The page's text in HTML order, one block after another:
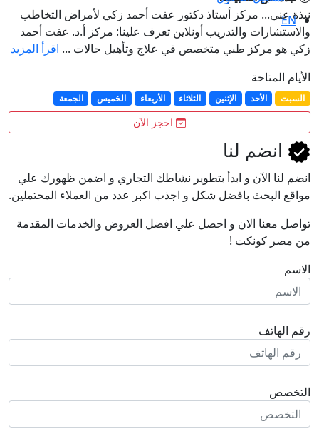
EN
نبذة عني... مركز أستاذ دكتور عفت أحمد زكي لأمراض التخاطب
والاستشارات والتدريب أونلاين تعرف علينا: مركز أ.د. عفت أحمد
زكي هو مركز طبي متخصص في علاج وتأهيل حالات ... اقرأ المزيد
الأيام المتاحة
السبت الأحد الإثنين الثلاثاء الأربعاء الخميس الجمعة
احجز الآن
انضم لنا
انضم لنا اﻵن و ابدأ بتطوير نشاطك التجاري و اضمن ظهورك علي
مواقع البحث بافضل شكل و اجذب اكبر عدد من العملاء المحتملين.
تواصل معنا الان و احصل علي افضل العروض والخدمات المقدمة
من مصر كونكت !
الاسم
رقم الهاتف
التخصص